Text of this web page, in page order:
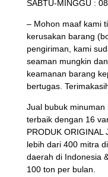
SABTU-MINGGU :
– Mohon maaf kami
kerusakan barang
pengiriman, kami
seaman mungkin
keamanan barang
bertugas.
Jual bubuk minuman
terbaik dengan 16
PRODUK ORIGINAL
lebih dari 400 mitra
daerah di Indonesia
100 ton per bulan.